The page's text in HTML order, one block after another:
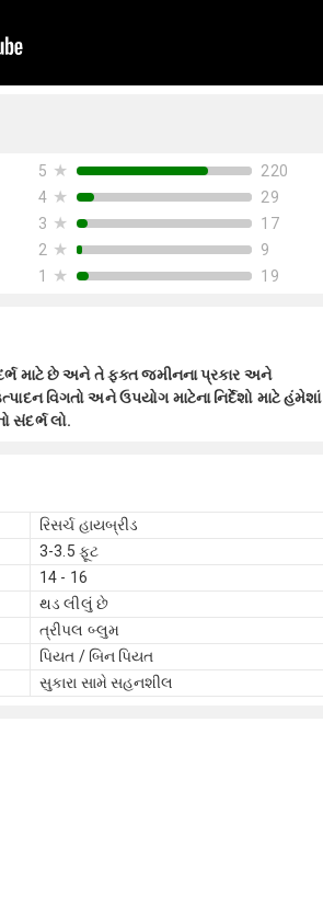
5 ★
220
4 ★
29
3 ★
17
2 ★
9
1
★ 19
માટે છે અને તે ફક્ત જમીનના પ્રકાર અને
વિગતો અને ઉપયોગ માટેના નિર્દેશો માટે હંમેશાં
સંદર્ભ લો.
રિસર્ચ હાયબ્રીડ
3-3.5 ફૂટ
14 - 16
થડ લીલું છે
ત્રીપલ બ્લુમ
પિયત / બિન પિયત
સુકારા સામે સહનશીલ